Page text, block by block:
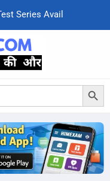
est Series Avai
Search Button